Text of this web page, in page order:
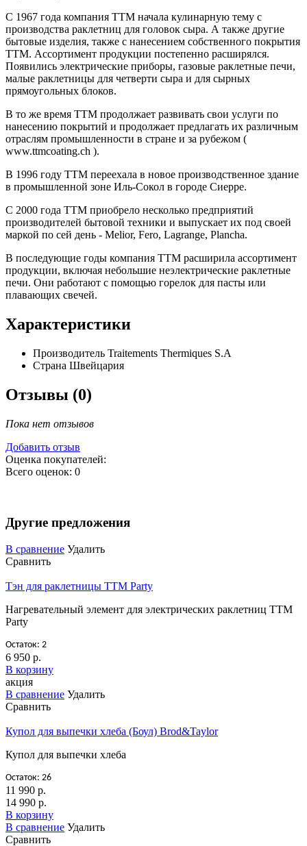
С 1967 года компания ТТМ начала кулинарную тему с
производства раклетниц для головок сыра. А также другие
бытовые изделия, также с нанесением собственного покрытия
ТТМ. Ассортимент продукции постепенно расширялся.
Появились электрические приборы, газовые раклетные печи,
малые раклетницы для четверти сыра и для сырных
прямоугольных блоков.
В то же время TTM продолжает развивать свои услуги по
нанесению покрытий и продолжает предлагать их различным
отраслям промышленности в стране и за рубежом (
www.ttmcoating.ch ).
В 1996 году ТТМ переехала в новое производственное здание
в промышленной зоне Иль-Сокол в городе Сиерре.
С 2000 года TTM приобрело несколько предприятий
производителей бытовой техники и выпускает их под своей
маркой по сей день - Melior, Fero, Lagrange, Plancha.
В последующие годы компания ТТМ расширила ассортимент
продукции, включая небольшие неэлектрические раклетные
печи. Они работают с помощью горелок для пасты или
плавающих свечей.
Характеристики
Производитель Traitements Thermiques S.A
Страна Швейцария
Отзывы (0)
Пока нет отзывов
Добавить отзыв
Оценка покупателей:
Всего оценок: 0
Другие предложения
В сравнение Удалить
Сравнить
Тэн для раклетницы TTM Party
Нагревательный элемент для электрических раклетниц TTM
Party
Остаток: 2
6 950 р.
В корзину
акция
В сравнение Удалить
Сравнить
Купол для выпечки хлеба (Боул) Brod&Taylor
Купол для выпечки хлеба
Остаток: 26
11 990 р.
14 990 р.
В корзину
В сравнение Удалить
Сравнить